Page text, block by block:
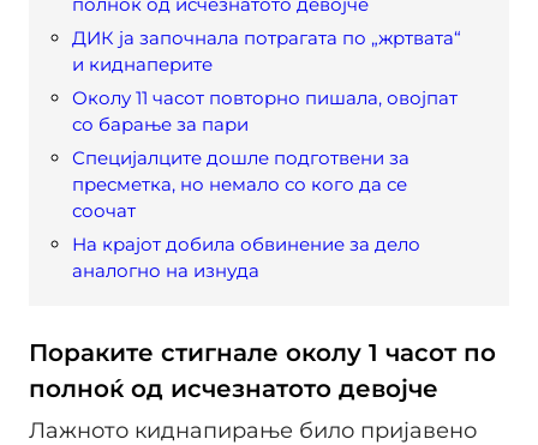
ДИК ја започнала потрагата по „жртвата“
и киднаперите
Околу 11 часот повторно пишала, овоjпат
со барање за пари
Специjалците дошле подготвени за
пресметка, но немало со кого да се
соочат
На краjот добила обвинение за дело
аналогно на изнуда
Пораките стигнале околу 1 часот по
полноќ од исчезнатото девојче
Лажното киднапирање било пријавено